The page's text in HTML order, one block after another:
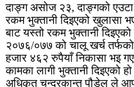
दाङ्ग असोज २३, दाङ्गको
रकम भुक्तानी दिइएको खुलासा
बाट यस्तो रकम भुक्तानी
२०७६/०७७ को चालू खर्च
हजार ४६२ रुपैयाँ निकासा भइ
कामका लागी भुक्तानी दिइएको
अधिकृत चन्द्रकान्त पौडेल ले